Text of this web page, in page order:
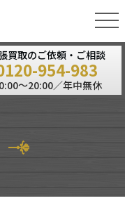
買取のご依頼・ご相談
954-983
～20:00／年中無休